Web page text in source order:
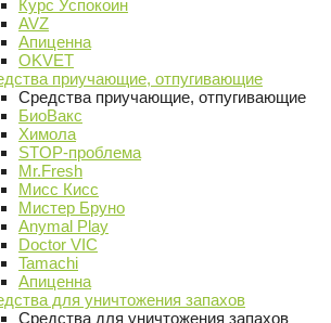
Курс Успокоин
AVZ
Апиценна
OKVET
приучающие, отпугивающие
Средства приучающие, отпугивающие
БиоВакс
Химола
STOP-проблема
Mr.Fresh
Мисс Кисс
Мистер Бруно
Anymal Play
Doctor VIC
Tamachi
Апиценна
для уничтожения запахов
Средства для уничтожения запахов